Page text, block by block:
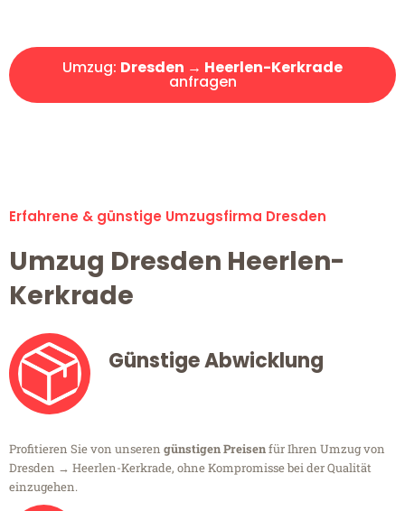
Umzug: Dresden → Heerlen-Kerkrade
anfragen
Erfahrene & günstige Umzugsfirma Dresden
Umzug Dresden Heerlen-
Kerkrade
Günstige Abwicklung
Profitieren Sie von unseren günstigen Preisenfür Ihren Umzug von
Dresden → Heerlen-Kerkrade, ohne Kompromisse bei der Qualität
einzugehen.